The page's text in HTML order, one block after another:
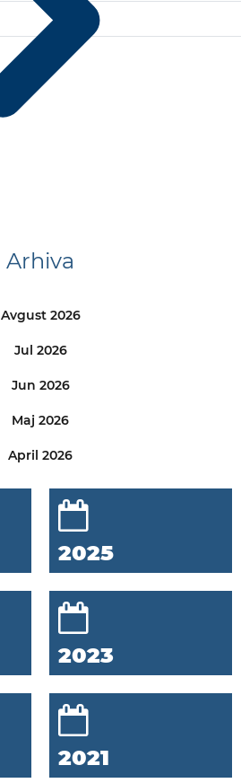
Arhiva
Avgust 2026
Jul 2026
Jun 2026
Maj 2026
April 2026
2025
2023
2021